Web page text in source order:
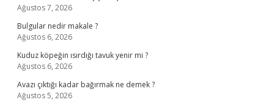
Ağustos 7, 2026
Bulgular nedir makale ?
Ağustos 6, 2026
Kuduz köpeğin ısırdığı tavuk yenir mi ?
Ağustos 6, 2026
Avazı çıktığı kadar bağırmak ne demek ?
Ağustos 5, 2026